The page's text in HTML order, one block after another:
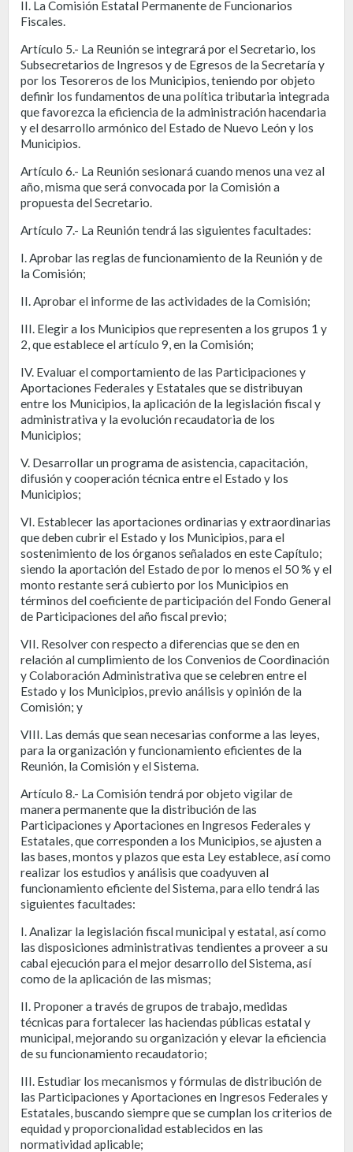
II. La Comisión Estatal Permanente de Funcionarios
Fiscales.
Artículo 5.- La Reunión se integrará por el Secretario, los
Subsecretarios de Ingresos y de Egresos de la Secretaría y
por los Tesoreros de los Municipios, teniendo por objeto
definir los fundamentos de una política tributaria integrada
que favorezca la eficiencia de la administración hacendaria
y el desarrollo armónico del Estado de Nuevo León y los
Municipios.
Artículo 6.- La Reunión sesionará cuando menos una vez al
año, misma que será convocada por la Comisión a
propuesta del Secretario.
Artículo 7.- La Reunión tendrá las siguientes facultades:
I. Aprobar las reglas de funcionamiento de la Reunión y de
la Comisión;
II. Aprobar el informe de las actividades de la Comisión;
III. Elegir a los Municipios que representen a los grupos 1 y
2, que establece el artículo 9, en la Comisión;
IV. Evaluar el comportamiento de las Participaciones y
Aportaciones Federales y Estatales que se distribuyan
entre los Municipios, la aplicación de la legislación fiscal y
administrativa y la evolución recaudatoria de los
Municipios;
V. Desarrollar un programa de asistencia, capacitación,
difusión y cooperación técnica entre el Estado y los
Municipios;
VI. Establecer las aportaciones ordinarias y extraordinarias
que deben cubrir el Estado y los Municipios, para el
sostenimiento de los órganos señalados en este Capítulo;
siendo la aportación del Estado de por lo menos el 50 % y el
monto restante será cubierto por los Municipios en
términos del coeficiente de participación del Fondo General
de Participaciones del año fiscal previo;
VII. Resolver con respecto a diferencias que se den en
relación al cumplimiento de los Convenios de Coordinación
y Colaboración Administrativa que se celebren entre el
Estado y los Municipios, previo análisis y opinión de la
Comisión; y
VIII. Las demás que sean necesarias conforme a las leyes,
para la organización y funcionamiento eficientes de la
Reunión, la Comisión y el Sistema.
Artículo 8.- La Comisión tendrá por objeto vigilar de
manera permanente que la distribución de las
Participaciones y Aportaciones en Ingresos Federales y
Estatales, que corresponden a los Municipios, se ajusten a
las bases, montos y plazos que esta Ley establece, así como
realizar los estudios y análisis que coadyuven al
funcionamiento eficiente del Sistema, para ello tendrá las
siguientes facultades:
I. Analizar la legislación fiscal municipal y estatal, así como
las disposiciones administrativas tendientes a proveer a su
cabal ejecución para el mejor desarrollo del Sistema, así
como de la aplicación de las mismas;
II. Proponer a través de grupos de trabajo, medidas
técnicas para fortalecer las haciendas públicas estatal y
municipal, mejorando su organización y elevar la eficiencia
de su funcionamiento recaudatorio;
III. Estudiar los mecanismos y fórmulas de distribución de
las Participaciones y Aportaciones en Ingresos Federales y
Estatales, buscando siempre que se cumplan los criterios de
equidad y proporcionalidad establecidos en las
normatividad aplicable;